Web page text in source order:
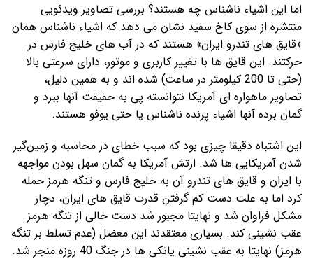
اما این اشیاء ناشناس چه هستند؟ بررسی تصاویر ویدئویی
منتشره از سوی کاخ سفید نشان می دهد که اشیاء ناشناس همان
«قایق های تندرو ایران» هستند که در آب های خلیج فارس در
حرکتند. این قایق ها با تغییر کاربری و موتور، دارای سرعتی بالا
(حتی تا 200 کیلومتر در ساعت) شده اند و به همین دلیل،
تصاویر ماهواره ای آمریکا نتوانسته پی به حقیقت آنها ببرد و
گمان برده آنها اشیاء پرنده ناشناس یا حتی یوفو هستند.
این اشتباه دقیقا چیزی بود که سبب خطای در محاسبه و زمین‌گیر
شدن آمریکایی ها شد. ارتش آمریکا به گمان سهل بودن مواجهه
با ایران و قایق های تندرو آن به خلیج فارس و تنگه هرمز حمله
کرد اما به علت دست کم گرفتن قدرت قایق های ایران، دچار
مشکل فراوان شد و نهایتا مجبور شد دست خالی از تنگه هرمز
عقب نشینی کند. بسیاری معتقدند این معضل (عدم تسلط بر تنگه
هرمز) نهایتا به عقب نشینی یانکی ها در جنگ 40 روزه منجر شد.